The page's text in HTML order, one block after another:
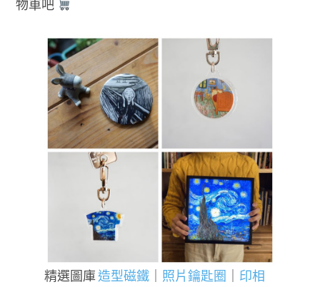
物車吧
精選圖庫造型磁鐵｜ 照片鑰匙圈
印相